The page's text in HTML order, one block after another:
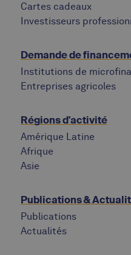
Cartes cadeaux
Investisseurs
Demande de
Institutions de
Entreprises agricoles
Régions d'activité
Amérique Latine
Afrique
Asie
Publications &
Publications
Actualités